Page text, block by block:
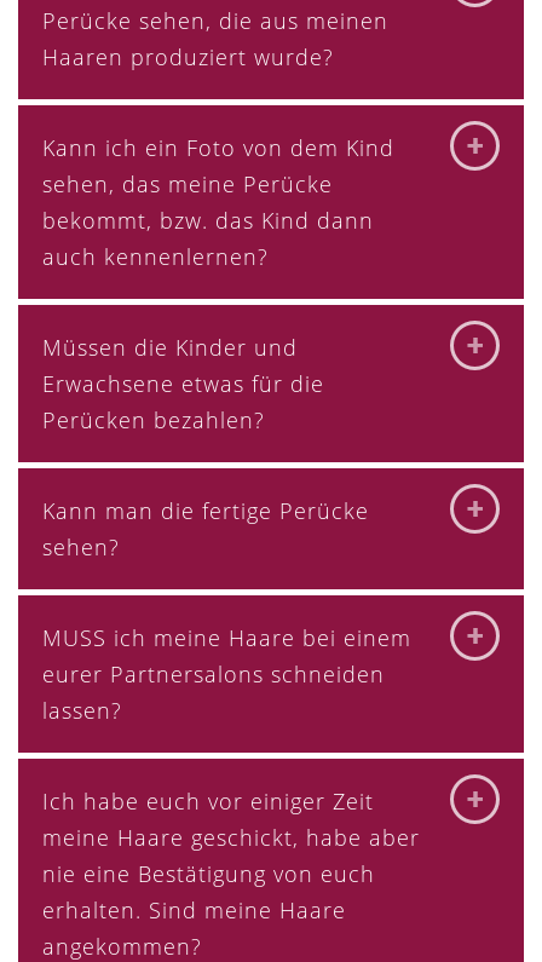
Perücke sehen, die aus meinen
Haaren produziert wurde?
Kann ich ein Foto von dem Kind
sehen, das meine Perücke
bekommt, bzw. das Kind dann
auch kennenlernen?
Müssen die Kinder und
Erwachsene etwas für die
Perücken bezahlen?
Kann man die fertige Perücke
sehen?
MUSS ich meine Haare bei einem
eurer Partnersalons schneiden
lassen?
Ich habe euch vor einiger Zeit
meine Haare geschickt, habe aber
nie eine Bestätigung von euch
erhalten. Sind meine Haare
angekommen?